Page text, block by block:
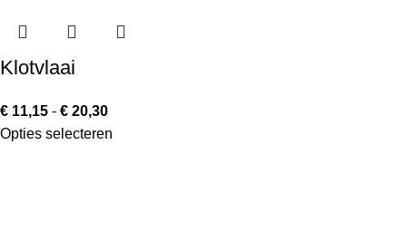
Klotvlaai
€ 11,15 - € 20,30
Opties selecteren